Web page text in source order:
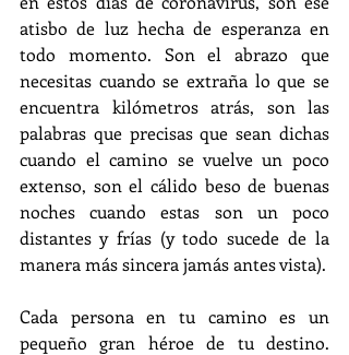
atisbo de luz hecha de esperanza en
todo momento. Son el abrazo que
necesitas cuando se extraña lo que se
encuentra kilómetros atrás, son las
palabras que precisas que sean dichas
cuando el camino se vuelve un poco
extenso, son el cálido beso de buenas
noches cuando estas son un poco
distantes y frías (y todo sucede de la
manera más sincera jamás antes vista).
Cada persona en tu camino es un
pequeño gran héroe de tu destino.